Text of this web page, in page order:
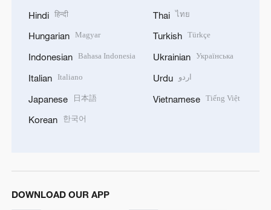
Hindi हिन्दी
Hungarian Magyar
Indonesian Bahasa Indonesia
Italian Italiano
Japanese 日本語
Korean 한국어
Thai ไทย
Turkish Türkçe
Ukrainian Українська
Urdu اردو
Vietnamese Tiếng Việt
DOWNLOAD OUR APP